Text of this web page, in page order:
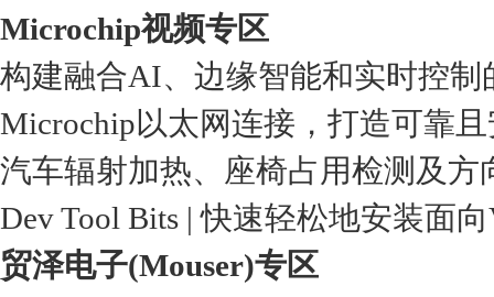
Microchip视频专区
构建融合AI、边缘智能和实时控制
Microchip以太网连接，打造可靠
汽车辐射加热、座椅占用检测及
Dev Tool Bits | 快速轻松地安装面
贸泽电子(Mouser)专区